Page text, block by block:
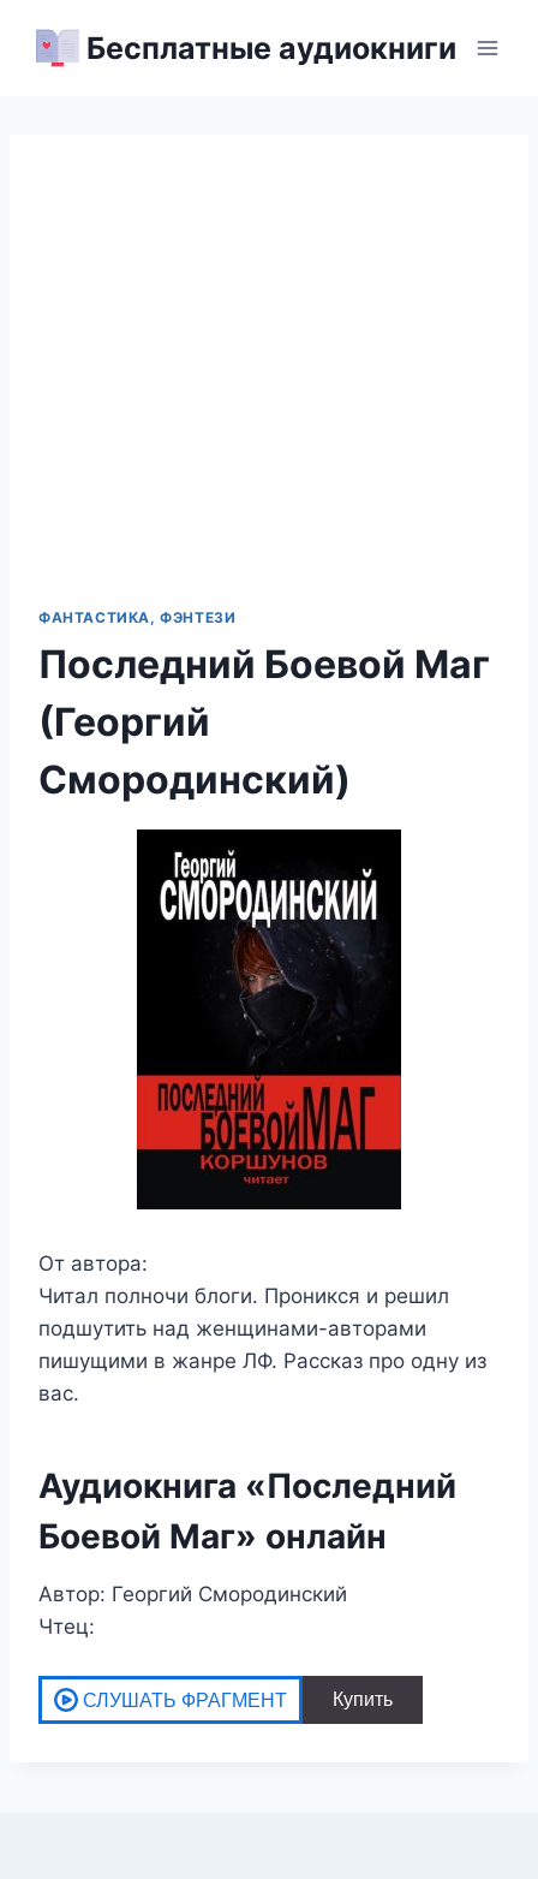
Бесплатные аудиокниги
ФАНТАСТИКА, ФЭНТЕЗИ
Последний Боевой Маг
(Георгий
Смородинский)
От автора:
Читал полночи блоги. Проникся и решил
подшутить над женщинами-авторами
пишущими в жанре ЛФ. Рассказ про одну из
вас.
Аудиокнига «Последний
Боевой Маг» онлайн
Автор: Георгий Смородинский
Чтец: